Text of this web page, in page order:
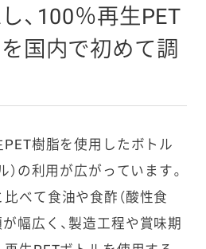
、100％再生PET
国内で初めて調
樹脂を使用したボトル
）の利用が広がっています。
べて食油や食酢（酸性食
幅広く、製造工程や賞味期